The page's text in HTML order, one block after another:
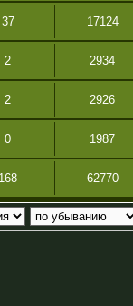
37 17124
2 2934
2 2926
0 1987
168 62770